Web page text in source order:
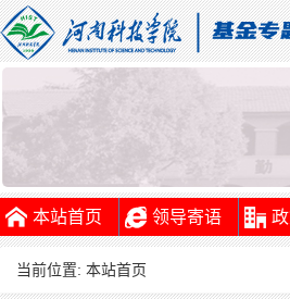
本站首页 领导寄语
当前位置: 本站首页